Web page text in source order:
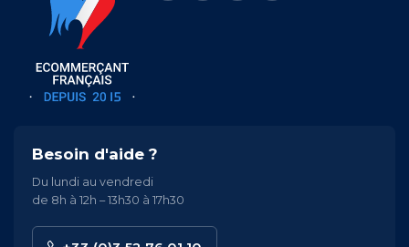
Besoin d'aide ?
Du lundi au vendredi
de 8h à 12h – 13h30 à 17h30